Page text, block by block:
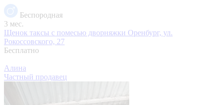
Беспородная
3 мес.
Щенок таксы с помесью дворняжки Оренбург, ул.
Рокоссовского, 27
Бесплатно
Алина
Частный продавец